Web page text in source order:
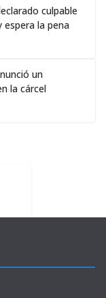
culpable
espera la pena
un
la cárcel